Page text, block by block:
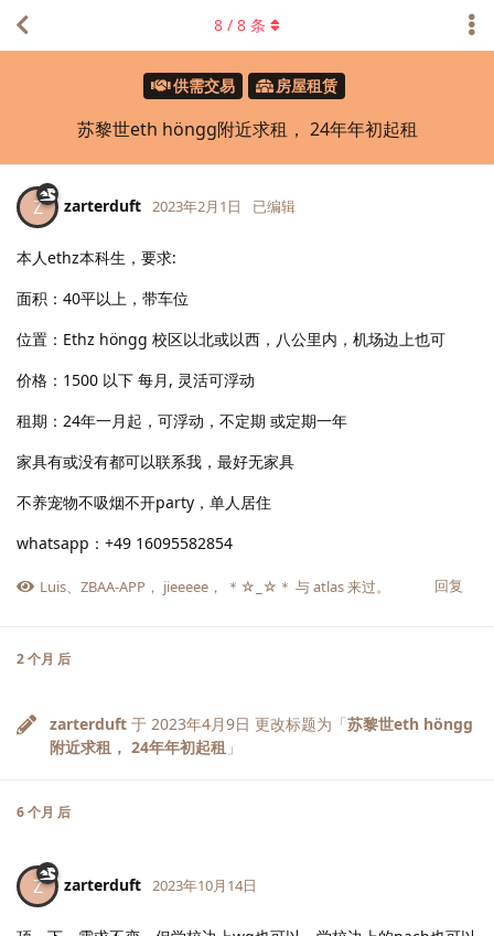
供需交易 房屋租赁
苏黎世eth höngg附近求租， 24年年初起租
8 / 8 条
Z zarterduft 2023年2月1日 已编辑
本人ethz本科生，要求:
面积：40平以上，带车位
位置：Ethz höngg 校区以北或以西，八公里内，机场边上也可
价格：1500 以下 每月, 灵活可浮动
租期：24年一月起，可浮动，不定期 或定期一年
家具有或没有都可以联系我，最好无家具
不养宠物不吸烟不开party，单人居住
whatsapp：+49 16095582854
回复
Luis、 ZBAA-APP ， jieeeee ， ＊☆_☆＊ 与atlas来过。
2 个月 后
zarterduft 于 2023年4月9日 更改标题为「苏黎世eth höngg
附近求租， 24年年初起租 」
6 个月 后
Z zarterduft 2023年10月14日